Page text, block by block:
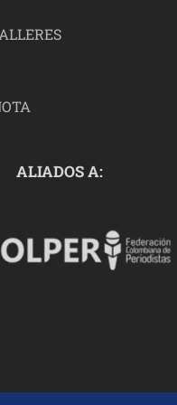
ALIADOS A: